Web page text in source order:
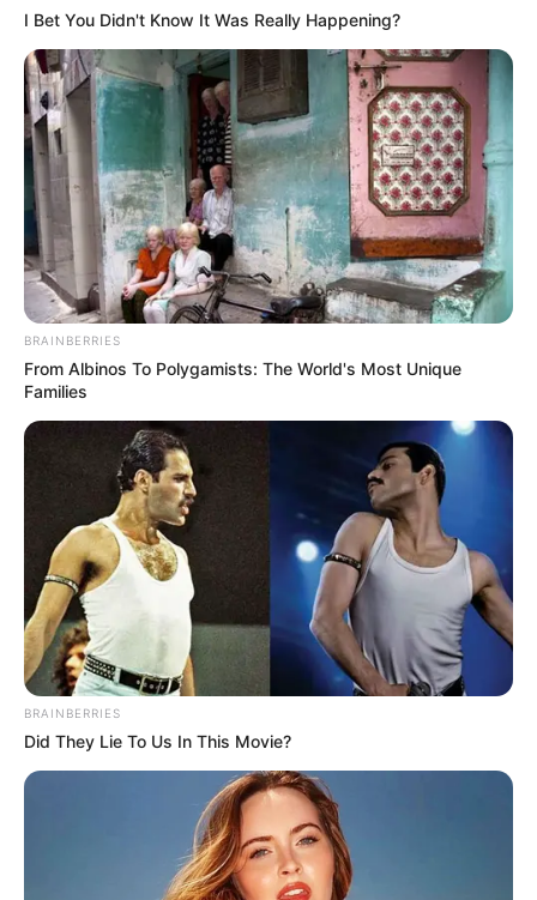
I Bet You Didn't Know It Was Really Happening?
BRAINBERRIES
From Albinos To Polygamists: The World's Most Unique
Families
BRAINBERRIES
Did They Lie To Us In This Movie?